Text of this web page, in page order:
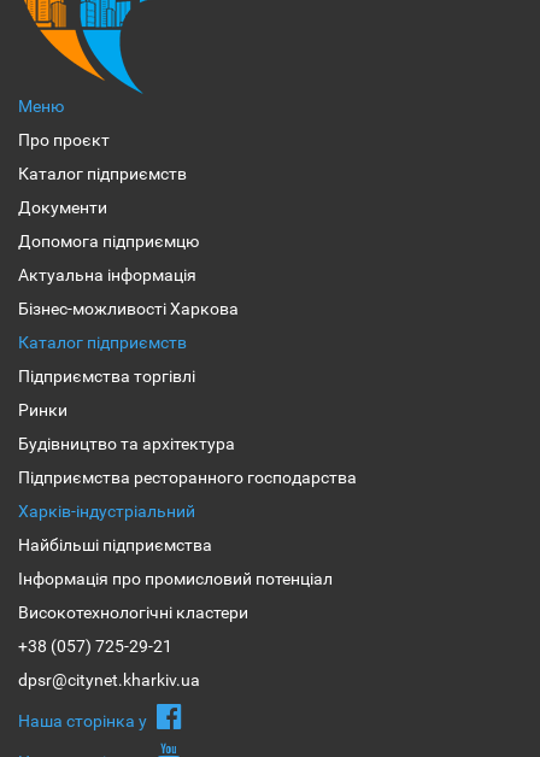
Меню
Про проєкт
Каталог підприємств
Документи
Допомога підприємцю
Актуальна інформація
Бізнес-можливості Харкова
Каталог підприємств
Підприємства торгівлі
Ринки
Будівництво та архітектура
Підприємства ресторанного господарства
Харків-індустріальний
Найбільші підприємства
Інформація про промисловий потенціал
Високотехнологічні кластери
+38 (057) 725-29-21
dpsr@citynet.kharkiv.ua
Наша сторiнка у